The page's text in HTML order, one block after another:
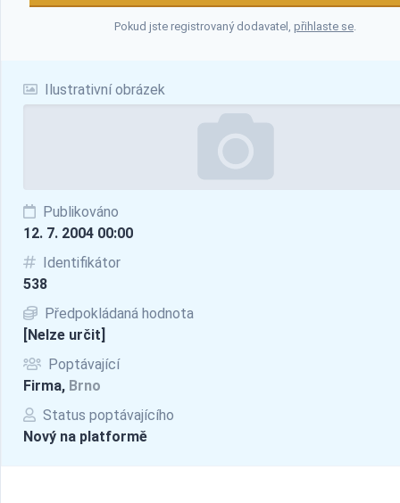
Ilustrativní obrázek
Publikováno
12. 7. 2004 00:00
Identifikátor
538
Předpokládaná hodnota
[Nelze určit]
Poptávající
Firma, Brno
Status poptávajícího
Nový na platformě
Pokud jste registrovaný dodavatel, přihlaste se.